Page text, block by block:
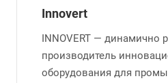
Innovert
INNOVERT — динамично
производитель
оборудования для